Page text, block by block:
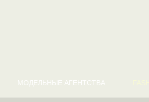
МОДЕЛЬНЫЕ АГЕНТСТВА